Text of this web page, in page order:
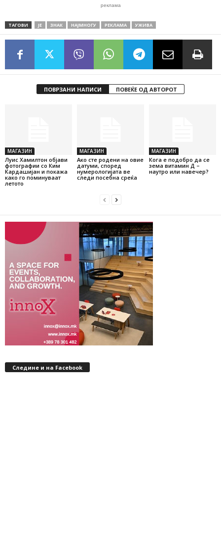
реклама
ТАГОВИ ЈЕ ЗНАК НАЈМНОГУ РЕКЛАМА УЖИВА
ПОВРЗАНИ НАПИСИ ПОВЕЌЕ ОД АВТОРОТ
МАГАЗИН
Луис Хамилтон објави
фотографии со Ким
Кардашијан и покажа
како го поминуваат
летото
МАГАЗИН
Ако сте родени на овие
датуми, според
нумерологијата ве
следи посебна среќа
МАГАЗИН
Кога е подобро да се
зема витамин Д –
наутро или навечер?
Следине и на Facebook